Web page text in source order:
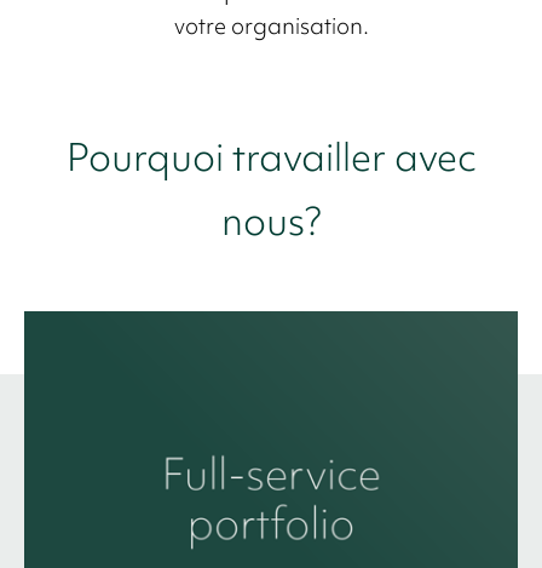
votre organisation.
Pourquoi travailler avec
nous?